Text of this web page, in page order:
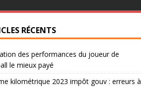
RÉCENTS
des performances du joueur de
le mieux payé
kilométrique 2023 impôt gouv : erreurs à